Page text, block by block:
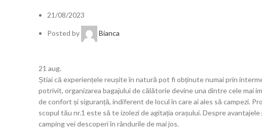
21/08/2023
Posted by Bianca
21 aug.
Știai că experiențele reușite în natură pot fi obținute numai prin
potrivit, organizarea bagajului de călătorie devine una dintre cele
de confort și siguranță, indiferent de locul în care ai ales să campezi.
scopul tău nr.1 este să te izolezi de agitația orașului. Despre
camping vei descoperi în rândurile de mai jos.